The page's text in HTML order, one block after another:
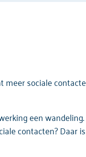
meersociale
eenwandeling.
contacten? Daar